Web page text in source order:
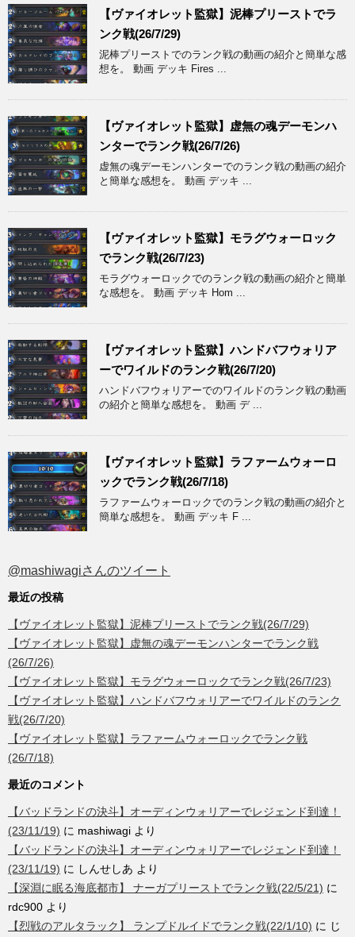
【ヴァイオレット監獄】泥棒プリーストでラ
ンク戦(26/7/29)
泥棒プリーストでのランク戦の動画の紹介と簡単な感
想を。 動画 デッキ Fires ...
【ヴァイオレット監獄】虚無の魂デーモンハ
ンターでランク戦(26/7/26)
虚無の魂デーモンハンターでのランク戦の動画の紹介
と簡単な感想を。 動画 デッキ ...
【ヴァイオレット監獄】モラグウォーロック
でランク戦(26/7/23)
モラグウォーロックでのランク戦の動画の紹介と簡単
な感想を。 動画 デッキ Hom ...
【ヴァイオレット監獄】ハンドバフウォリア
ーでワイルドのランク戦(26/7/20)
ハンドバフウォリアーでのワイルドのランク戦の動画
の紹介と簡単な感想を。 動画 デ ...
【ヴァイオレット監獄】ラファームウォーロ
ックでランク戦(26/7/18)
ラファームウォーロックでのランク戦の動画の紹介と
簡単な感想を。 動画 デッキ F ...
@mashiwagiさんのツイート
最近の投稿
【ヴァイオレット監獄】泥棒プリーストでランク戦(26/7/29)
【ヴァイオレット監獄】虚無の魂デーモンハンターでランク戦
(26/7/26)
【ヴァイオレット監獄】モラグウォーロックでランク戦(26/7/23)
【ヴァイオレット監獄】ハンドバフウォリアーでワイルドのランク
戦(26/7/20)
【ヴァイオレット監獄】ラファームウォーロックでランク戦
(26/7/18)
最近のコメント
【バッドランドの決斗】オーディンウォリアーでレジェンド到達！
(23/11/19) に mashiwagi より
【バッドランドの決斗】オーディンウォリアーでレジェンド到達！
(23/11/19) に しんせしあ より
【深淵に眠る海底都市】 ナーガプリーストでランク戦(22/5/21) に
rdc900 より
【烈戦のアルタラック】 ランプドルイドでランク戦(22/1/10) に じ